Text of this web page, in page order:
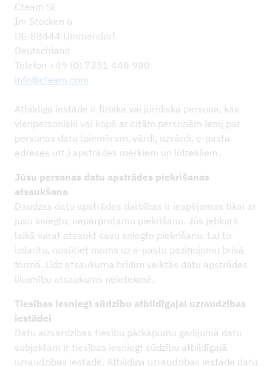
Cteam SE
Im Stocken 6
DE-88444 Ummendorf
Deutsch­land
Te­le­fon +49 (0) 7351 440 980
info@​cteam.com
Atbildīgā iestāde ir fiziska vai juridiska persona, kas
vienpersoniski vai kopā ar citām personām lemj par
personas datu (piemēram, vārdi, uzvārdi, e-pasta
adreses utt.) apstrādes mērķiem un līdzekļiem.
Jūsu personas datu apstrādes piekrišanas
atsaukšana
Daudzas datu apstrādes darbības ir iespējamas tikai ar
jūsu sniegtu, nepārprotamu piekrišanu. Jūs jebkurā
laikā varat atsaukt savu sniegto piekrišanu. Lai to
izdarītu, nosūtiet mums uz e-pastu paziņojumu brīvā
formā. Līdz atsaukuma brīdim veiktās datu apstrādes
likumību atsaukums neietekmē.
Tiesības iesniegt sūdzību atbildīgajai uzraudzības
iestādei
Datu aizsardzības tiesību pārkāpumu gadījumā datu
subjektam ir tiesības iesniegt sūdzību atbildīgajā
uzraudzības iestādē. Atbildīgā uzraudzības iestāde datu